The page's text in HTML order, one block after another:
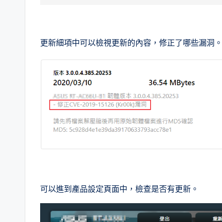
更新細項中可以檢視更新的內容，修正了哪些漏洞。
可以進到產品設定頁面中，檢查是否有更新。